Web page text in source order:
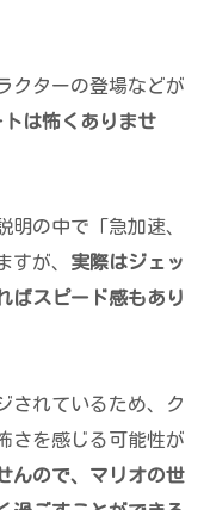
クターの登場などが
トは怖くありませ
明の中で「急加速、
すが、 実際はジェッ
ばスピード感もあり
されているため、ク
さを感じる可能性が
んので、マリオの世